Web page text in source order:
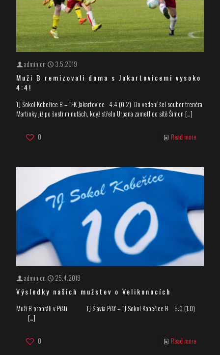
admin on 3.5.2019
Muži B remizovali doma s Jakartovicemi vysoko
4:4!
TJ Sokol Kobeřice B – TFK Jakartovice 4:4 (0:2) Do vedení šel soubor trenéra
Martinky již po šesti minutách, když střelu Urbana zametl do sítě Šimon […]
0 Read more
admin on 25.4.2019
Výsledky našich mužstev o Velikonocích
Muži B prohráli v Píšti TJ Slavia Píšť – TJ Sokol Kobeřice B 5:0 (1:0)
[…]
0 Read more